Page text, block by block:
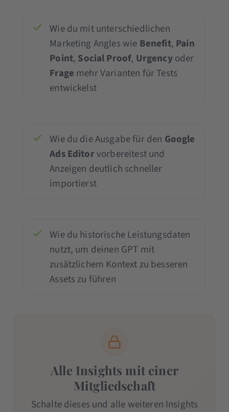
Wie du mit unterschiedlichen
Marketing Angles wie Benefit, Pain
Point, Social Proof, Urgency oder
Frage mehr Varianten für Tests
entwickelst
Wie du die Ausgabe für den Google
Ads Editorvorbereitest und
Anzeigen deutlich schneller
importierst
Wie du historische Leistungsdaten
nutzt, um deinen GPT mit
zusätzlichem Kontext zu besseren
Assets zu führen
Alle Insights mit einer
Mitgliedschaft
Schalte dieses und alle weiteren Insights